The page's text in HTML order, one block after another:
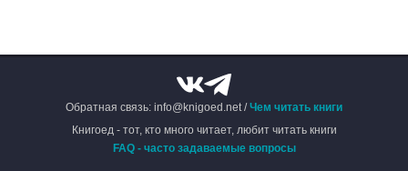
Обратная связь: info@knigoed.net /Чем читать книги
Книгоед - тот, кто много читает, любит читать книги
FAQ - часто задаваемые вопросы